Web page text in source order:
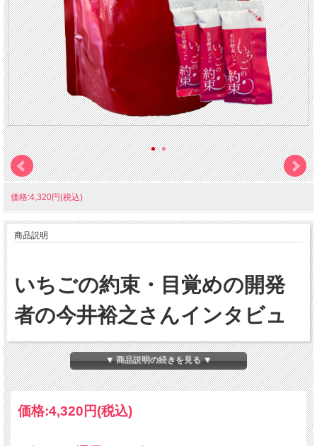
価格:4,320円(税込)
商品説明
いちごの約束・目覚めの開発
者の今井裕之さんインタビュ
ー
▼ 商品説明の続きを見る ▼
価格:4,320円(税込)